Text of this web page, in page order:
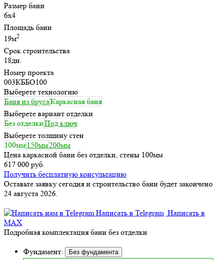
Размер бани
6х4
Площадь бани
19м2
Срок строительства
18дн.
Номер проекта
003КББО100
Выберете технологию
Баня из брусаКаркасная баня
Выберете вариант отделки
Без отделкиПод ключ
Выберете толщину стен
100мм 150мм200мм
Цена каркасной бани без отделки, стены 100мм
617 000 руб.
Получить бесплатную консультацию
Оставьте заявку сегодня и строительство бани будет закончено
24 августа 2026.
Написать в Telegram Написать в
MAX
Подробная комплектация бани без отделки
Фундамент: Без фундамента